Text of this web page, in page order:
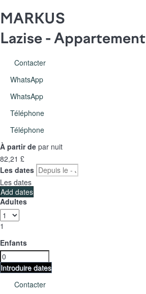
MARKUS
Lazise - Appartement
Contacter
WhatsApp
WhatsApp
Téléphone
Téléphone
À partir de par nuit
82,21 £
Les dates
Les dates
Add dates
Adultes
1
Enfants
Introduire dates
Contacter